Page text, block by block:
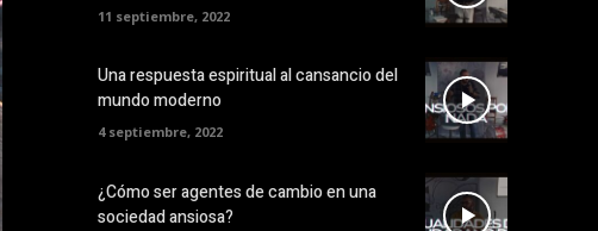
11 septiembre, 2022
Una respuesta espiritual al cansancio del
mundo moderno
4 septiembre, 2022
¿Cómo ser agentes de cambio en una
sociedad ansiosa?